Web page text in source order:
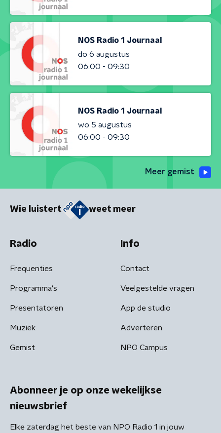
NOS Radio 1 Journaal
do 6 augustus
06:00 - 09:30
NOS Radio 1 Journaal
wo 5 augustus
06:00 - 09:30
Meer gemist
Wie luistert weet meer
Radio
Frequenties
Programma's
Presentatoren
Muziek
Gemist
Info
Contact
Veelgestelde vragen
App de studio
Adverteren
NPO Campus
Abonneer je op onze wekelijkse
nieuwsbrief
Elke zaterdag het beste van NPO Radio 1 in jouw